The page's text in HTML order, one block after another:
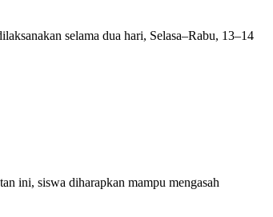
selama dua hari, Selasa–Rabu, 13–14
ini, siswa diharapkan mampu mengasah